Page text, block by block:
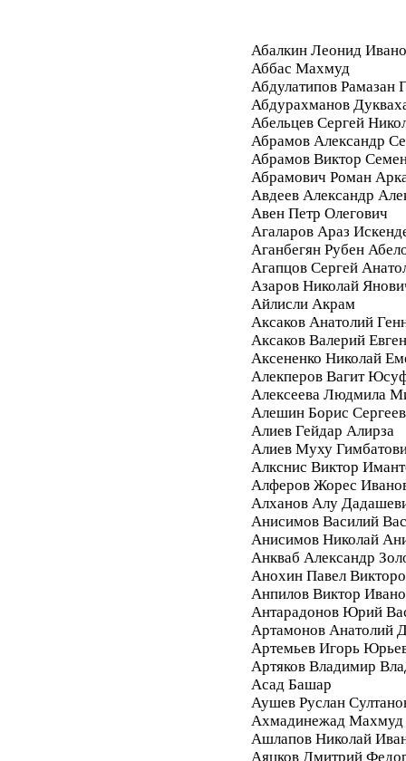
Абалкин Леонид
Аббас Махмуд
Абдулатипов Рамазан
Абдурахманов
Абельцев Сергей
Абрамов Александр
Абрамов Виктор
Абрамович Роман
Авдеев Александр
Авен Петр Олегович
Агаларов Араз
Аганбегян Рубен
Агапцов Сергей
Азаров Николай
Айлисли Акрам
Аксаков Анатолий
Аксаков Валерий
Аксененко Николай
Алекперов Вагит
Алексеева Людмила
Алешин Борис
Алиев Гейдар Алирза
Алиев Муху
Алкснис Виктор
Алферов Жорес
Алханов Алу
Анисимов Василий
Анисимов Николай
Анкваб Александр
Анохин Павел
Анпилов Виктор
Антарадонов Юрий
Артамонов Анатолий
Артемьев Игорь
Артяков Владимир
Асад Башар
Аушев Руслан
Ахмадинежад Махмуд
Ашлапов Николай
Аяцков Дмитрий